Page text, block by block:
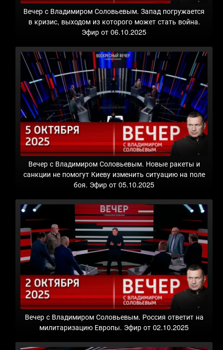
Вечер с Владимиром Соловьевым. Запад погружается
в кризис, выходом из которого может стать война.
Эфир от 06.10.2025
Вечер с Владимиром Соловьевым. Новые ракеты и
санкции не помогут Киеву изменить ситуацию на поле
боя. Эфир от 05.10.2025
Вечер с Владимиром Соловьевым. Россия ответит на
милитаризацию Европы. Эфир от 02.10.2025